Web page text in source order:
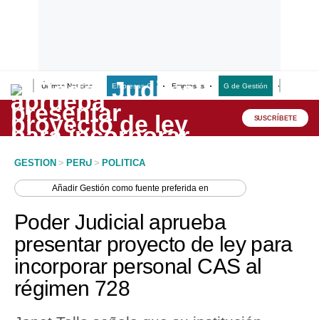
Últimas Noticias Empresas G Empresas G de Gestión
Lo último
Peru Quiosco
Economía
Mercados
Perú
Política
SUSCRÍBETE
GESTION > PERU > POLITICA
AñadirGestión como fuente preferida en
Poder Judicial aprueba
presentar proyecto de ley para
incorporar personal CAS al
régimen 728